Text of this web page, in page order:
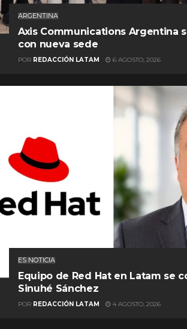
ARGENTINA
Axis Communications Argentina
con nueva sede
POR REDACCIÓN LATAM 6 AGOSTO, 2026
ES NOTICIA
Equipo de Red Hat en Latam se
Sinuhé Sánchez
POR REDACCIÓN LATAM 4 AGOSTO, 2026